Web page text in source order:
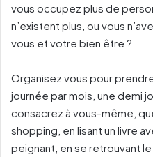
vous occupez plus de
n’existent plus, ou vous
vous et votre bien être ?
Organisez vous pour
journée par mois, une demi
consacrez à vous-même,
shopping, en lisant un livre
peignant, en se retrouvant